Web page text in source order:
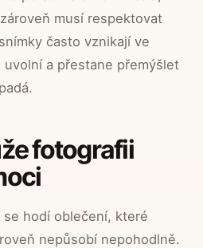
musí respektovat
často vznikají ve
uvolní a přestane přemýšlet
fotografii
hodí oblečení, které
nepůsobí nepohodlně.